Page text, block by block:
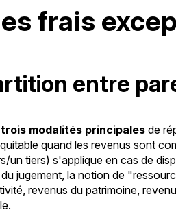
frais
entre
trois modalités principales de
quand les revenus sont
un tiers) s'applique en cas de
jugement, la notion de
revenus du patrimoine,